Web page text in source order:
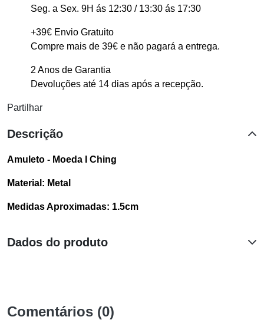
Seg. a Sex. 9H ás 12:30 / 13:30 ás 17:30
+39€ Envio Gratuito
Compre mais de 39€ e não pagará a entrega.
2 Anos de Garantia
Devoluções até 14 dias após a recepção.
Partilhar
Descrição
Amuleto - Moeda I Ching
Material: Metal
Medidas Aproximadas: 1.5cm
Dados do produto
Comentários (0)